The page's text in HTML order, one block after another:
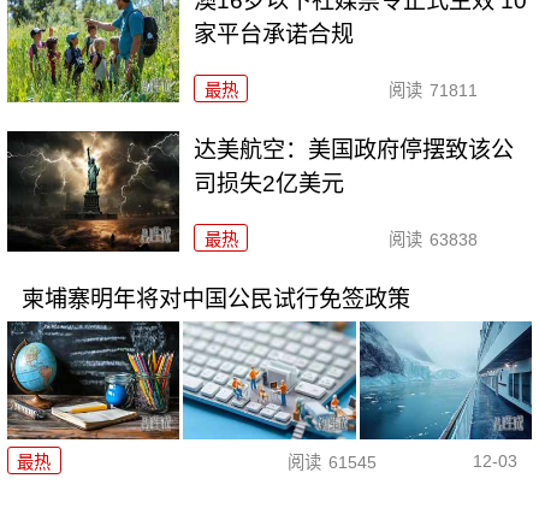
家平台承诺合规
最热 阅读 71811
达美航空：美国政府停摆致该公
司损失2亿美元
最热 阅读 63838
柬埔寨明年将对中国公民试行免签政策
最热 阅读 61545 12-03